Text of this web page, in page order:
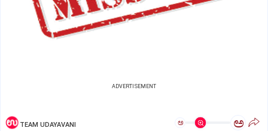
ADVERTISEMENT
TEAM UDAYAVANI ಅ ಅ